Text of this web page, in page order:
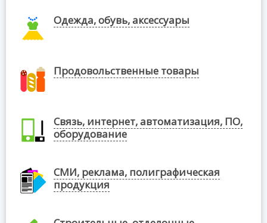
Одежда, обувь, аксессуары
Продовольственные товары
Связь, интернет, автоматизация, ПО,
оборудование
СМИ, реклама, полиграфическая
продукция